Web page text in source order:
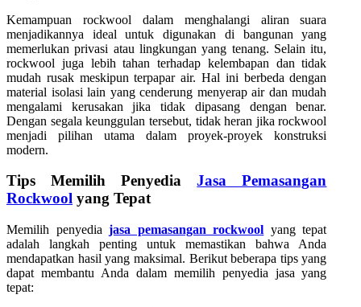
Kemampuan rockwool dalam menghalangi aliran suara
menjadikannya ideal untuk digunakan di bangunan yang
memerlukan privasi atau lingkungan yang tenang. Selain itu,
rockwool juga lebih tahan terhadap kelembapan dan tidak
mudah rusak meskipun terpapar air. Hal ini berbeda dengan
material isolasi lain yang cenderung menyerap air dan mudah
mengalami kerusakan jika tidak dipasang dengan benar.
Dengan segala keunggulan tersebut, tidak heran jika rockwool
menjadi pilihan utama dalam proyek-proyek konstruksi
modern.
Tips Memilih PenyediaJasa Pemasangan
Rockwool yang Tepat
Memilih penyediajasa pemasangan rockwool yang tepat
adalah langkah penting untuk memastikan bahwa Anda
mendapatkan hasil yang maksimal. Berikut beberapa tips yang
dapat membantu Anda dalam memilih penyedia jasa yang
tepat: